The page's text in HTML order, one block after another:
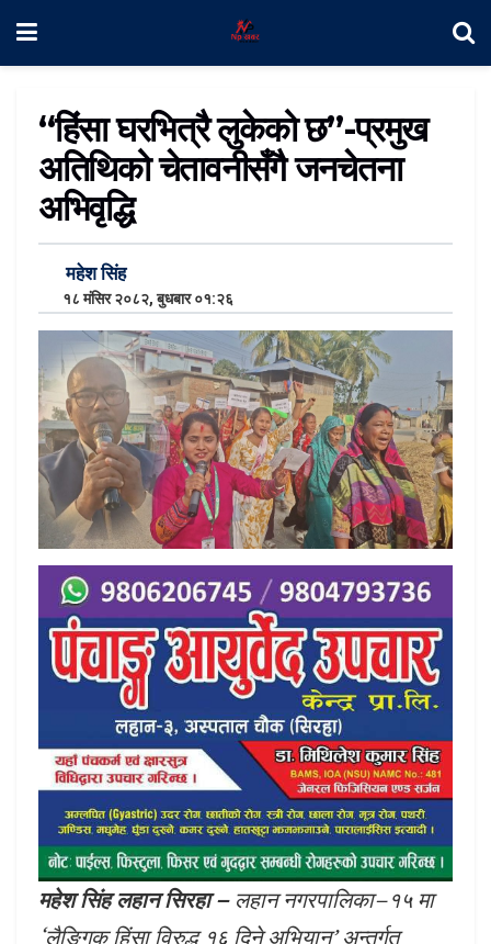
“हिंसा घरभित्रै लुकेको छ”-प्रमुख
अतिथिको चेतावनीसँगै जनचेतना
अभिवृद्धि
महेश सिंह
१८ मंसिर २०८२, बुधबार ०१:२६
महेश सिंह लहान सिरहा –लहान नगरपालिका–१५ मा
‘लैङ्गिक हिंसा विरुद्ध १६ दिने अभियान’ अन्तर्गत